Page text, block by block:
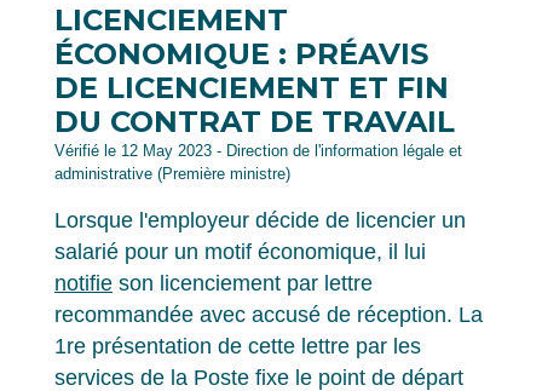
LICENCIEMENT
ÉCONOMIQUE : PRÉAVIS
DE LICENCIEMENT ET FIN
DU CONTRAT DE TRAVAIL
Vérifié le 12 May 2023 - Direction de l'information légale et
administrative (Première ministre)
Lorsque l'employeur décide de licencier un
salarié pour un motif économique, il lui
notifie son licenciement par lettre
recommandée avec accusé de réception. La
1re présentation de cette lettre par les
services de la Poste fixe le point de départ